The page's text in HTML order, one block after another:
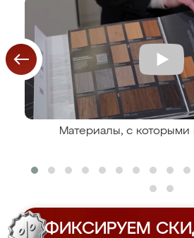
Материалы, с которыми
ФИКСИРУЕМ